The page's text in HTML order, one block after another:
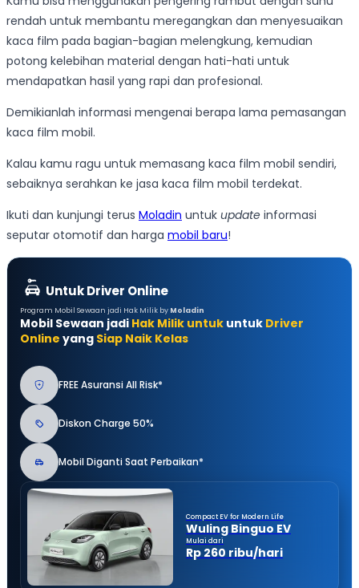
rendah untuk membantu meregangkan dan menyesuaikan
kaca film pada bagian-bagian melengkung, kemudian
potong kelebihan material dengan hati-hati untuk
mendapatkan hasil yang rapi dan profesional.
Demikianlah informasi mengenai berapa lama pemasangan
kaca film mobil.
Kalau kamu ragu untuk memasang kaca film mobil sendiri,
sebaiknya serahkan ke jasa kaca film mobil terdekat.
Ikuti dan kunjungi terus Moladin untuk update informasi
seputar otomotif dan harga mobil baru!
Untuk Driver Online
Program Mobil Sewaan jadi Hak Milik by Moladin
Mobil Sewaan jadi Hak Milik untuk untuk Driver
Online yang Siap Naik Kelas
FREE Asuransi All Risk*
Diskon Charge 50%
Mobil Diganti Saat Perbaikan*
Compact EV for Modern Life
Wuling Binguo EV
Mulai dari
Rp 260 ribu/hari